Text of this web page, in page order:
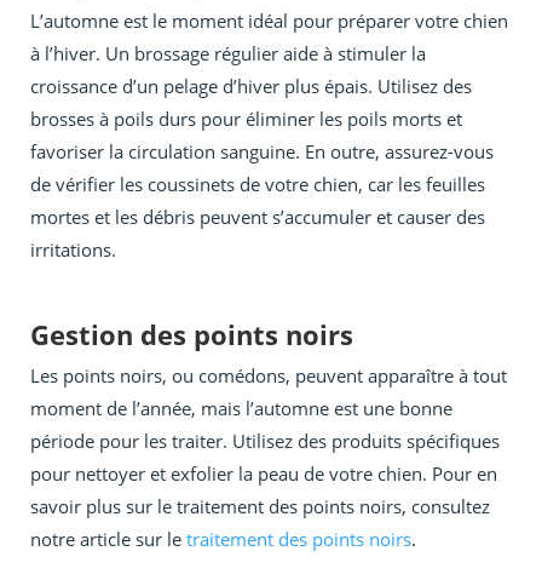
L’automne est le moment idéal pour préparer votre chien
à l’hiver. Un brossage régulier aide à stimuler la
croissance d’un pelage d’hiver plus épais. Utilisez des
brosses à poils durs pour éliminer les poils morts et
favoriser la circulation sanguine. En outre, assurez-vous
de vérifier les coussinets de votre chien, car les feuilles
mortes et les débris peuvent s’accumuler et causer des
irritations.
Gestion des points noirs
Les points noirs, ou comédons, peuvent apparaître à tout
moment de l’année, mais l’automne est une bonne
période pour les traiter. Utilisez des produits spécifiques
pour nettoyer et exfolier la peau de votre chien. Pour en
savoir plus sur le traitement des points noirs, consultez
notre article sur le traitement des points noirs.